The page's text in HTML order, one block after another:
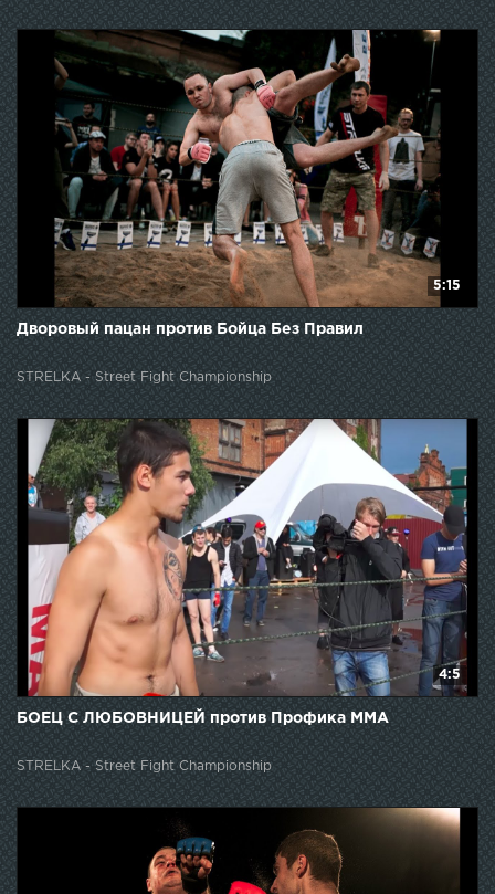
5:15
Дворовый пацан против Бойца Без Правил
STRELKA - Street Fight Championship
4:5
БОЕЦ С ЛЮБОВНИЦЕЙ против Профика ММА
STRELKA - Street Fight Championship